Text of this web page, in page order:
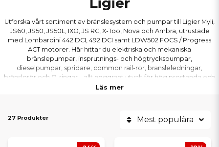
Utforska vårt sortiment av bränslesystem och pumpar till Ligier Myli,
JS60, JS50, JS50L, IXO, JS RC, X-Too, Nova och Ambra, utrustade
med Lombardini 442 DCI, 492 DCI samt LDW502 FOCS / Progress
ACT motorer. Här hittar du elektriska och mekaniska
bränslepumpar, insprutnings- och högtryckspumpar,
dieselpumpar, spridare, common rail-rör, bränsleledningar,
bränslerör och O-ringar – allt noggrant utvalt för hög prestanda och
lång livslängd på er Ligier mopedbil.
Lombardini-motor. Vi erbjuder även tillbehör som tankarmaturer,
stoppsolenoider, monteringsringar och packningar till olje- och
renovera hela bränslesystemet på er Ligier mopedbil, hittar du rätt
Läs mer
27 Produkter Mest populära